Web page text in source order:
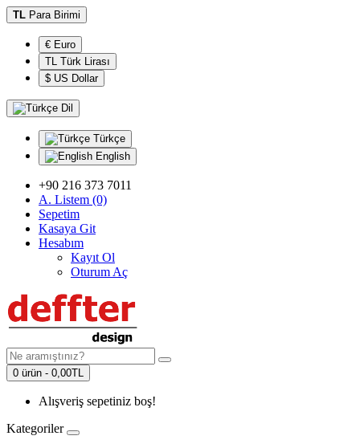
TL Para Birimi
€ Euro
TL Türk Lirası
$ US Dollar
Dil
Türkçe
English
+90 216 373 7011
A. Listem (0)
Sepetim
Kasaya Git
Hesabım
Kayıt Ol
Oturum Aç
0 ürün - 0,00TL
Alışveriş sepetiniz boş!
Kategoriler